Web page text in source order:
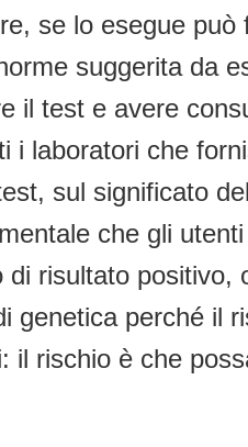
se lo esegue
suggerita da
il test e avere
i laboratori che
sul significato
che gli
risultato positivo,
genetica perché il
rischio è che